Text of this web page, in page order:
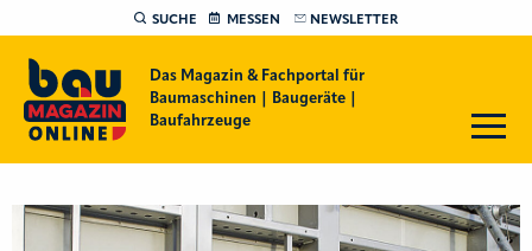
SUCHE MESSEN NEWSLETTER
Das Magazin & Fachportal für
Baumaschinen | Baugeräte |
Baufahrzeuge